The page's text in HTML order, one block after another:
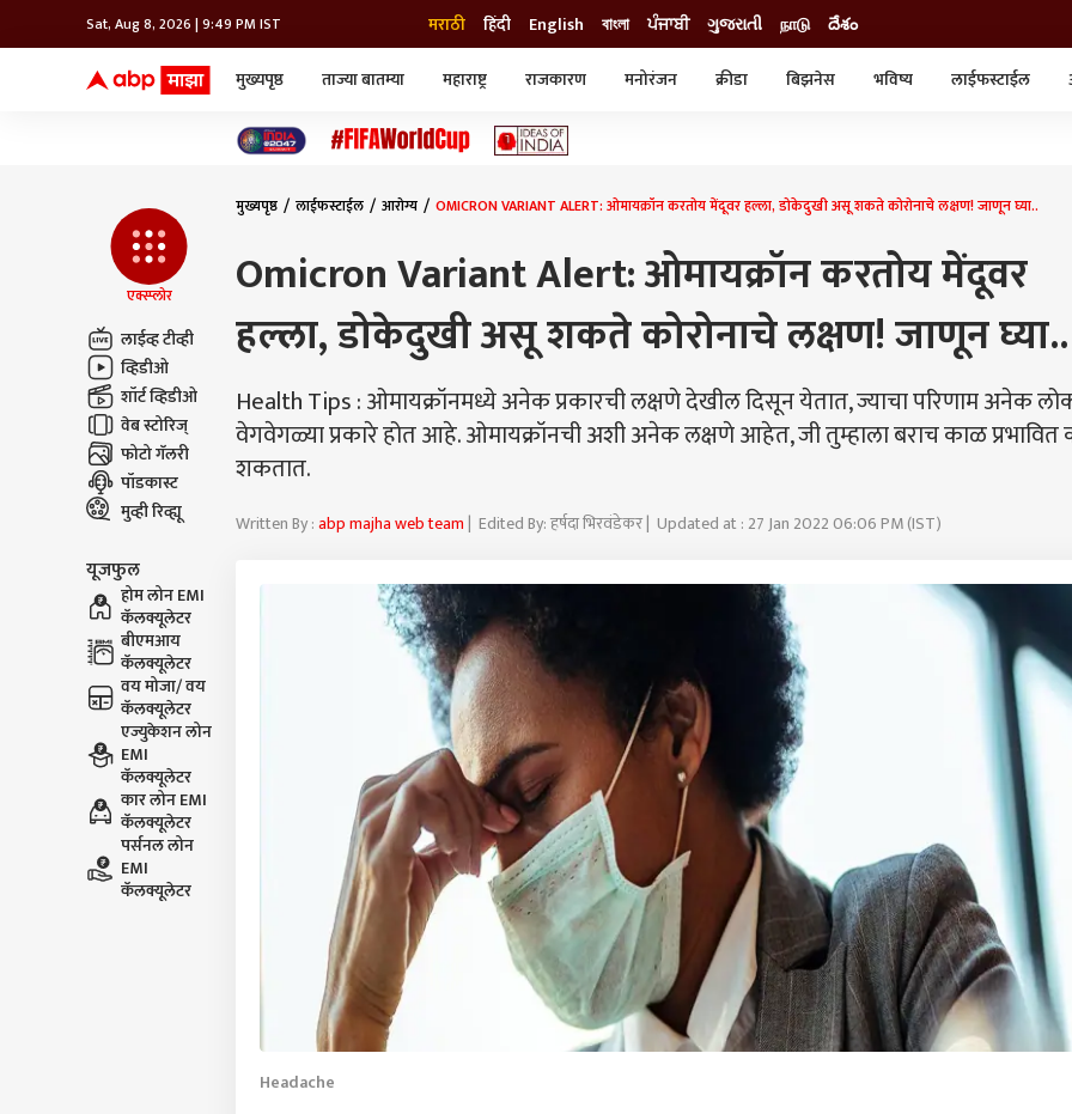
Sat, Aug 8, 2026 | 9:49 PM IST मराठी हिंदी English বাংলা ਪੰਜਾਬੀ ગુજરાતી நாடு దేశం
मुख्यपृष्ठ ताज्या बातम्या महाराष्ट्र राजकारण मनोरंजन क्रीडा बिझनेस भविष्य लाईफस्टाईल
कोल्हापूर
नवी मुंबई
अमरावती
अकोला
एक्स्प्लोर
लाईव्ह टीव्ही
व्हिडीओ
शॉर्ट व्हिडीओ
वेब स्टोरिज्
फोटो गॅलरी
पॉडकास्ट
मुव्ही रिव्ह्यू
यूजफुल
होम लोन EMI
कॅलक्यूलेटर
बीएमआय
कॅलक्यूलेटर
वय मोजा/ वय
कॅलक्यूलेटर
एज्युकेशन लोन
EMI
कॅलक्यूलेटर
कार लोन EMI
कॅलक्यूलेटर
पर्सनल लोन
EMI
कॅलक्यूलेटर
मुख्यपृष्ठ लाईफस्टाईल आरोग्य OMICRON VARIANT ALERT: ओमायक्रॉन करतोय मेंदूवर हल्ला, डोकेदुखी असू शकते कोरोनाचे लक्षण! जाणून घ्या..
Omicron Variant Alert: ओमायक्रॉन करतोय मेंदूवर
हल्ला, डोकेदुखी असू शकते कोरोनाचे लक्षण! जाणून घ्या..
Health Tips : ओमायक्रॉनमध्ये अनेक प्रकारची लक्षणे देखील दिसून येतात, ज्याचा परिणाम अनेक
वेगवेगळ्या प्रकारे होत आहे. ओमायक्रॉनची अशी अनेक लक्षणे आहेत, जी तुम्हाला बराच काळ
शकतात.
Written By :abp majha web team| Edited By: हर्षदा भिरवंडेकर | Updated at : 27 Jan 2022 06:06 PM (IST)
Headache